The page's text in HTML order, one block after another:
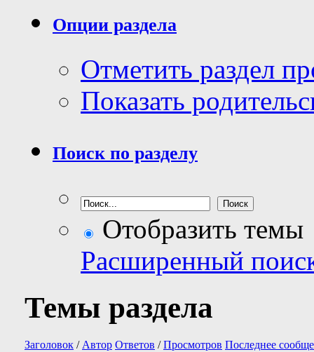
Опции раздела
Отметить раздел
Показать
Поиск по разделу
Отобразить темы
Расширенный
Темы раздела
Заголовок / Автор Ответов /Просмотров Последнее